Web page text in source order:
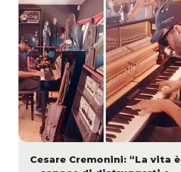
Cesare Cremonini: “La vita è